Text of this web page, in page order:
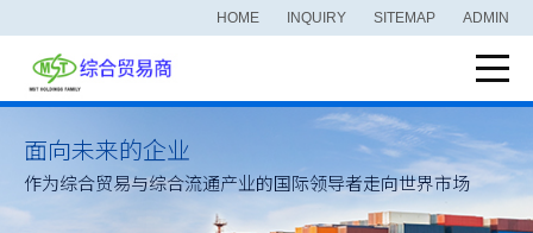
HOME INQUIRY SITEMAP ADMIN
面向未来的企业
作为综合贸易与综合流通产业的国际领导者走向世界市场